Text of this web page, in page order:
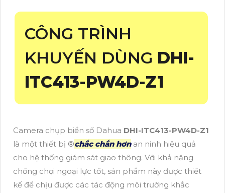
CÔNG TRÌNH
KHUYẾN DÙNG DHI-
ITC413-PW4D-Z1
Camera chụp biển số Dahua DHI-ITC413-PW4D-Z1
là một thiết bị ®️chắc chắn hơnan ninh hiệu quả
cho hệ thống giám sát giao thông. Với khả năng
chống chọi ngoại lực tốt, sản phẩm này được thiết
kế để chịu được các tác động môi trường khắc